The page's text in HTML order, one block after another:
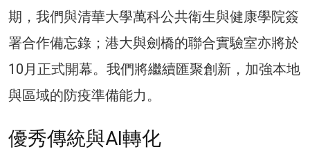
期，我們與清華大學萬科公共衛生與健康學院簽
署合作備忘錄；港大與劍橋的聯合實驗室亦將於
10月正式開幕。我們將繼續匯聚創新，加強本地
與區域的防疫準備能力。
優秀傳統與AI轉化